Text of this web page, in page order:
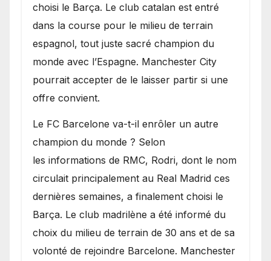
choisi le Barça. Le club catalan est entré
dans la course pour le milieu de terrain
espagnol, tout juste sacré champion du
monde avec l’Espagne. Manchester City
pourrait accepter de le laisser partir si une
offre convient.
​Le FC Barcelone va-t-il enrôler un autre
champion du monde ? Selon
les informations de RMC, Rodri, dont le nom
circulait principalement au Real Madrid ces
dernières semaines, a finalement choisi le
Barça. Le club madrilène a été informé du
choix du milieu de terrain de 30 ans et de sa
volonté de rejoindre Barcelone. Manchester